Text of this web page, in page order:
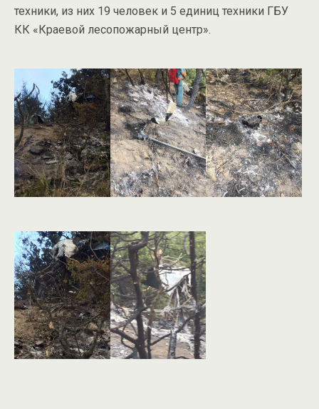
техники, из них 19 человек и 5 единиц техники ГБУ
КК «Краевой лесопожарный центр».